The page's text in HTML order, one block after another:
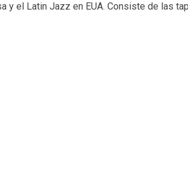
y el Latin Jazz en EUA. Consiste de las